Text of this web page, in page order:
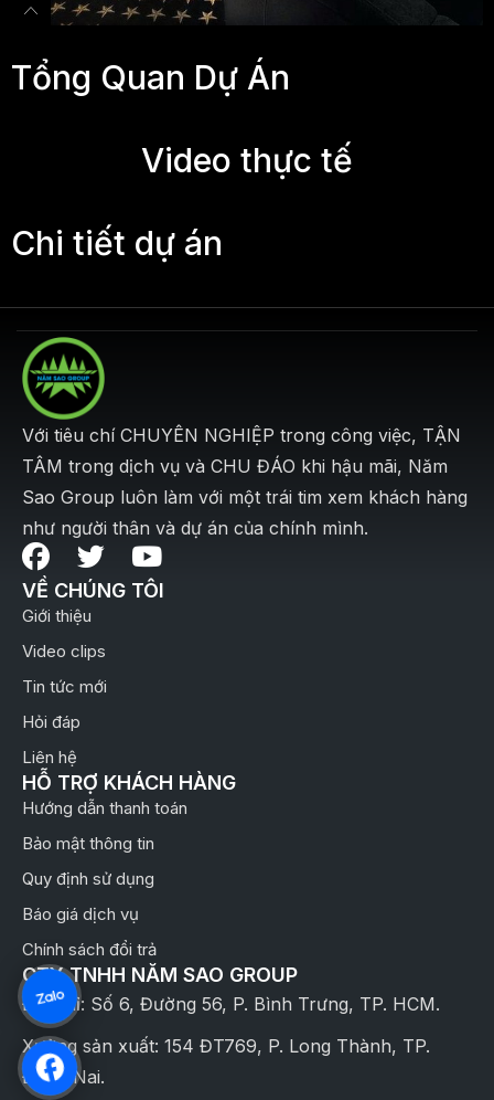
Tổng Quan Dự Án
Video thực tế
Chi tiết dự án
Với tiêu chí CHUYÊN NGHIỆP trong công việc, TẬN
TÂM trong dịch vụ và CHU ĐÁO khi hậu mãi, Năm
Sao Group luôn làm với một trái tim xem khách hàng
như người thân và dự án của chính mình.
VỀ CHÚNG TÔI
Giới thiệu
Video clips
Tin tức mới
Hỏi đáp
Liên hệ
HỖ TRỢ KHÁCH HÀNG
Hướng dẫn thanh toán
Bảo mật thông tin
Quy định sử dụng
Báo giá dịch vụ
Chính sách đổi trả
CTY TNHH NĂM SAO GROUP
Địa chỉ: Số 6, Đường 56, P. Bình Trưng, TP. HCM.
Xưởng sản xuất: 154 ĐT769, P. Long Thành, TP.
Đồng Nai.